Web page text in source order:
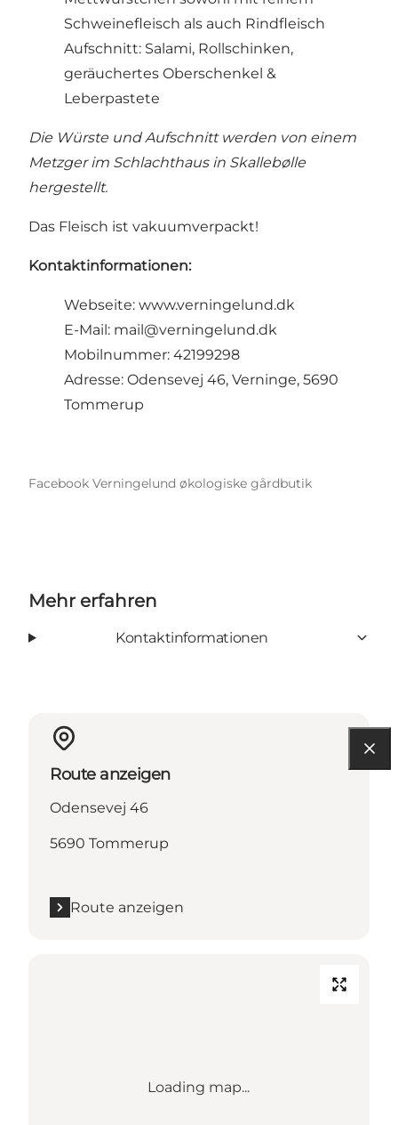
Schweinefleisch als auch Rindfleisch
Aufschnitt: Salami, Rollschinken,
geräuchertes Oberschenkel &
Leberpastete
Die Würste und Aufschnitt werden von einem
Metzger im Schlachthaus in Skallebølle
hergestellt.
Das Fleisch ist vakuumverpackt!
Kontaktinformationen:
Webseite: www.verningelund.dk
E-Mail: mail@verningelund.dk
Mobilnummer: 42199298
Adresse: Odensevej 46, Verninge, 5690
Tommerup
Facebook Verningelund økologiske gårdbutik
Mehr erfahren
Kontaktinformationen
Route anzeigen
Odensevej 46
5690 Tommerup
Route anzeigen
Loading map...